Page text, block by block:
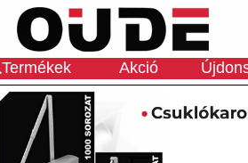
Termékek Akció